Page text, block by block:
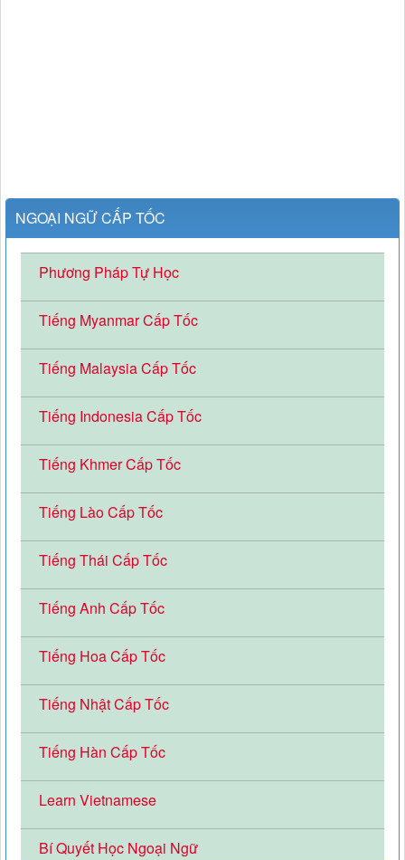
NGOẠI NGỮ CẤP TỐC
Phương Pháp Tự Học
Tiếng Myanmar Cấp Tốc
Tiếng Malaysia Cấp Tốc
Tiếng Indonesia Cấp Tốc
Tiếng Khmer Cấp Tốc
Tiếng Lào Cấp Tốc
Tiếng Thái Cấp Tốc
Tiếng Anh Cấp Tốc
Tiếng Hoa Cấp Tốc
Tiếng Nhật Cấp Tốc
Tiếng Hàn Cấp Tốc
Learn Vietnamese
Bí Quyết Học Ngoại Ngữ